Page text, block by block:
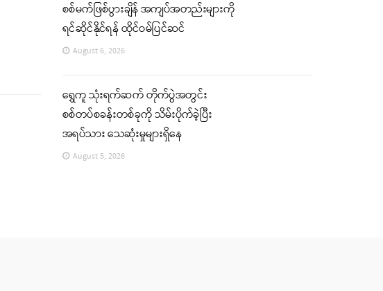
စစ်မက်ဖြစ်ပွားချိန် အကျပ်အတည်းများကို
ရင်ဆိုင်နိုင်ရန် ထိုင်ဝမ်ပြင်ဆင်
August 6, 2026
ရွှေကူ သုံးရက်ဆက် တိုက်ပွဲအတွင်း
စစ်တပ်စခန်းတစ်ခုကို သိမ်းပိုက်ခဲ့ပြီး
အရပ်သား သေဆုံးမှုများရှိနေ
August 5, 2026